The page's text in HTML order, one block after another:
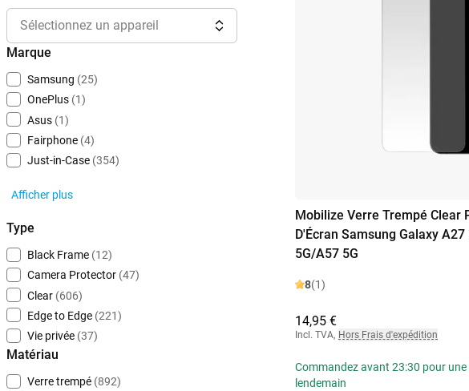
Sélectionnez un appareil
Marque
Samsung (25)
OnePlus (1)
Asus (1)
Fairphone (4)
Just-in-Case (354)
Afficher plus
Type
Black Frame (12)
Camera Protector (47)
Clear (606)
Edge to Edge (221)
Vie privée (37)
Matériau
Verre trempé (892)
Mobilize Verre Trempé Clear
D'Écran Samsung Galaxy
5G/A57 5G
8(1)
14,95 €
Incl. TVA, Hors Frais d'expédition
Commandez avant 23:30 pour une
lendemain